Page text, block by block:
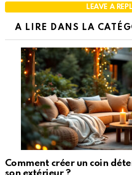
LEAVE A
A LIRE DANS LA
Comment créer un coin